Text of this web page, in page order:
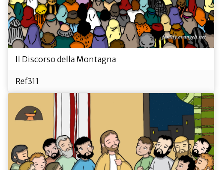
Il Discorso della Montagna
Ref311